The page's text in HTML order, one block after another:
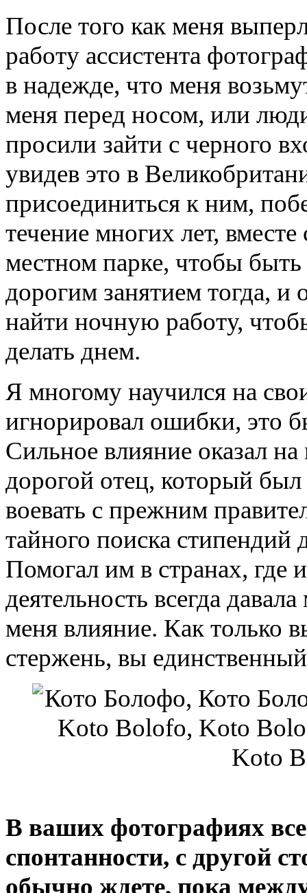
После того как меня
работу ассистента
в надежде, что меня
меня перед носом, или
просили зайти с черного
увидев это в
присоединиться к ним,
течение многих лет,
местном парке, чтобы
дорогим занятием тогда, и
найти ночную работу,
делать днем.
Я многому научился на
игнорировал ошибки, это
Сильное влияние оказал
дорогой отец, который
воевать с прежним
тайного поиска
Помогал им в странах, где
деятельность всегда
меня влияние. Как только
стержень, вы
В ваших фотографиях
спонтанности, с другой
обычно ждете, пока